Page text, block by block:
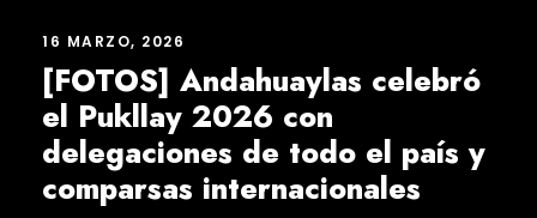
16 MARZO, 2026
[FOTOS] Andahuaylas celebró
el Pukllay 2026 con
delegaciones de todo el país y
comparsas internacionales